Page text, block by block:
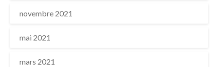
novembre 2021
mai 2021
mars 2021